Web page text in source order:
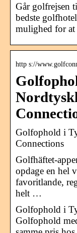
Går golfrejsen
bedste
mulighed for at
http s://
Golfophold i
Connections
Golfhäftet-
opdage en hel
favoritlande,
helt …
Golfophold i
Golfophold